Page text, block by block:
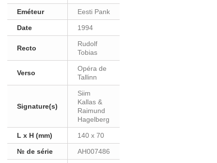
Eméteur Eesti Pank
Date 1994
Recto
Rudolf
Tobias
Verso
Opéra de
Tallinn
Signature(s)
Siim
Kallas &
Raimund
Hagelberg
L x H (mm) 140 x 70
№ de série AH007486